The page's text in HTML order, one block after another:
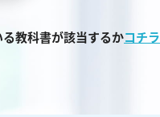
教科書が該当するかコチラ